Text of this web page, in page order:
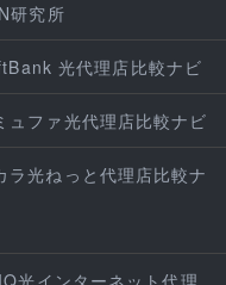
研究所
光代理店比較ナビ
ュファ光代理店比較ナビ
ラ光ねっと代理店比較ナ